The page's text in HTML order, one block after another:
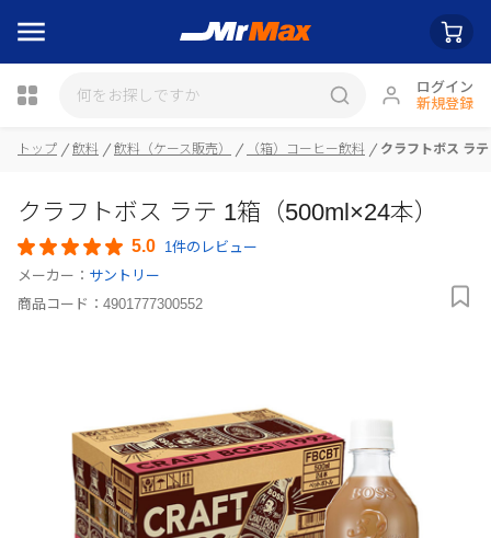
ログイン
新規登録
トップ 飲料 飲料（ケース販売） （箱）コーヒー飲料 クラフトボス ラ
クラフトボス ラテ 1箱（500ml×24本）
5.0 1件のレビュー
メーカー： サントリー
商品コード： 4901777300552